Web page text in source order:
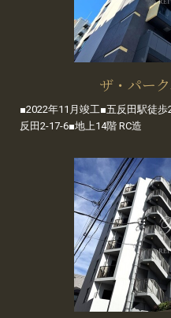
ザ・パー
■2022年11月竣工■五反田駅徒
反田2-17-6■地上14階 RC造